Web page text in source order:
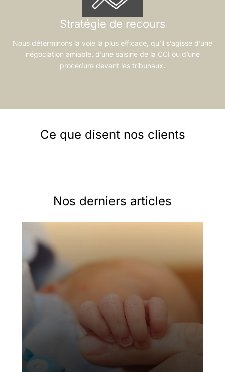
Stratégie de recours
Nous déterminons la voie la plus efficace, qu’il s’agisse d’une
négociation amiable, d’une saisine de la CCI ou d’une
procédure devant les tribunaux.
Ce que disent nos clients
Nos derniers articles